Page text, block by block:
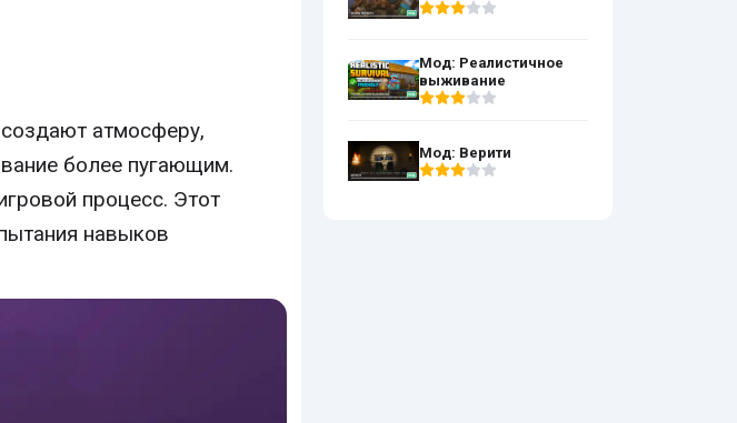
создают атмосферу,
более пугающим.
процесс. Этот
навыков
Мод: Реалистичное
выживание
Мод: Верити